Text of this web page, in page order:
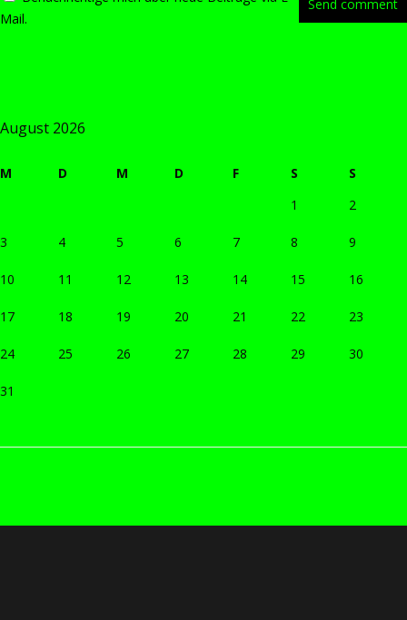
Mail.
August 2026
M D M D F S
S
1
2
3 4 5 6 7 8 9
10 11 12 13 14 15 16
17 18 19 20 21 22 23
24 25 26 27 28 29 30
31